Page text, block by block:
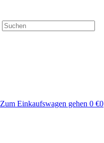
Zum Einkaufswagen gehen 0 €0